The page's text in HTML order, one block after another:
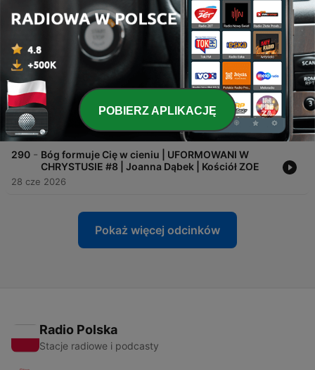
To jeszcze nie koniec. | OBUDŹ MARZENIA #2 |
Szymon Kmiecik | Kościół ZOE Warszawa
13 lip 2026
291 -
Nie jesteś stworzony do przetrwania | OBUDŹ
MARZENIA #1 | Szymon Kmiecik | Kościół ZOE
Warszawa
05 lip 2026
290 - Bóg formuje Cię w cieniu | UFORMOWANI W
CHRYSTUSIE #8 | Joanna Dąbek | Kościół ZOE
28 cze 2026
Pokaż więcej odcinków
Radio Polska
Stacje radiowe i podcasty
POBIERZ APLIKACJĘ